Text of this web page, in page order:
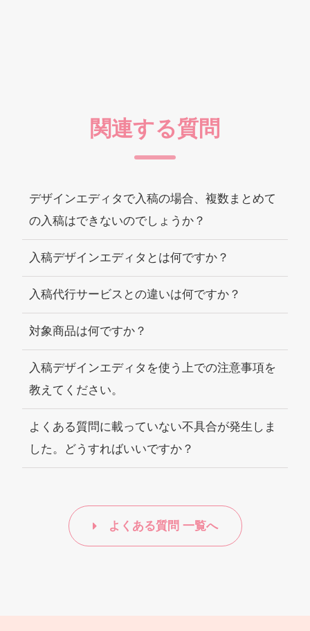
関連する質問
デザインエディタで入稿の場合、複数まとめて
の入稿はできないのでしょうか？
入稿デザインエディタとは何ですか？
入稿代行サービスとの違いは何ですか？
対象商品は何ですか？
入稿デザインエディタを使う上での注意事項を
教えてください。
よくある質問に載っていない不具合が発生しま
した。どうすればいいですか？
よくある質問 一覧へ